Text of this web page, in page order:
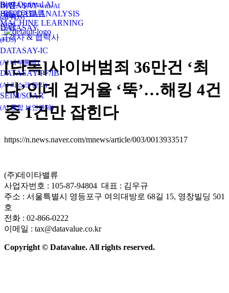
데이타밸류
비전
연혁
인증
고객사 & 협력사
DATASAYwith AI
(AI-FDS)
DATASAY
(FDS)
DATASAY-IC
(AI 내부통제)
DATASAY-PF/IB
(AI 리스크 관리)
SEIM/SOAR
(AI 통합 보안관제)
Real-Optimal AI
BIG DATA ANALYSIS
MACHINE LEARNING
[단독]사이버범죄 36만건 ‘최
다’인데 검거율 ‘뚝’…해킹 4건
중 1건만 잡힌다
https://n.news.naver.com/mnews/article/003/0013933517
(주)데이타밸류
사업자번호 : 105-87-94804 대표 : 김우규
주소 : 서울특별시 영등포구 여의대방로 68길 15, 영창빌딩 501
호
전화 : 02-866-0222
이메일 : tax@datavalue.co.kr
Copyright © Datavalue. All rights reserved.